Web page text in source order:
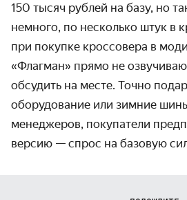
150 тысяч рублей на базу, но
немного, по несколько штук в
при покупке кроссовера в
«Флагман» прямо не
обсудить на месте. Точно
оборудование или зимние
менеджеров, покупатели
версию — спрос на базовую